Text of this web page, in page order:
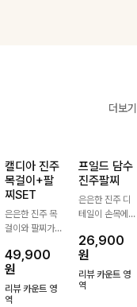
더보기
캘디아 진주
목걸이+팔
찌SET
은은한 진주 목
걸이와 팔찌가
한 번에 완성도
높은 스타일링을
연출해주는 아이
템 🤍 데일리룩
49,900
원
리뷰 카운트 영
역
프일드 담수
진주팔찌
은은한 진주 디
테일이 손목에
트를 더해주는
팔찌 🤍 심플하
면서도 우아한
디자인으로 데일
26,900
원
리뷰 카운트 영
역